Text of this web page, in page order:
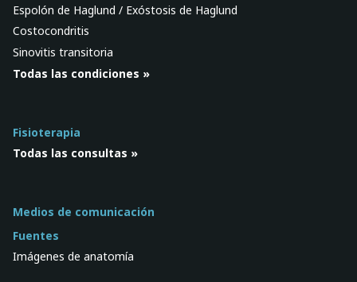
Espolón de Haglund / Exóstosis de Haglund
Costocondritis
Sinovitis transitoria
Todas las condiciones »
Fisioterapia
Todas las consultas »
Medios de comunicación
Fuentes
Imágenes de anatomía